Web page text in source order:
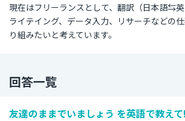
現在はフリーランスとして、翻訳（日本語⇆英
ライテイング、データ入力、リサーチなどの
り組みたいと考えています。
回答一覧
友達のままでいましょう を英語で教えて!